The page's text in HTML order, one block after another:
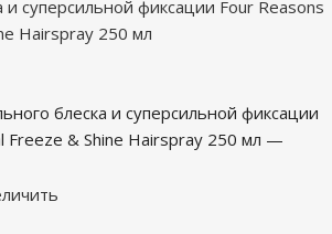
и суперсильной фиксации Four Reasons
Hairspray 250 мл